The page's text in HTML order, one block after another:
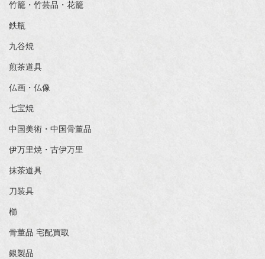
竹籠・竹芸品・花籠
鉄瓶
九谷焼
煎茶道具
仏画・仏像
七宝焼
中国美術・中国骨董品
伊万里焼・古伊万里
抹茶道具
刀装具
櫛
骨董品 宅配買取
銀製品